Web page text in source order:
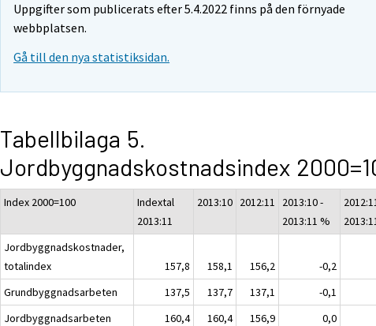
Uppgifter som publicerats efter 5.4.2022 finns på den förnyade
webbplatsen.
Gå till den nya statistiksidan.
Tabellbilaga 5.
Jordbyggnadskostnadsindex
Index 2000=100
Indextal
2013:11
2013:10 2012:11
2013:10 -
2013:11 %
Jordbyggnadskostnader,
totalindex
157,8 158,1 156,2
-0,2
Grundbyggnadsarbeten
137,5 137,7 137,1
-0,1
Jordbyggnadsarbeten
160,4 160,4 156,9
0,0